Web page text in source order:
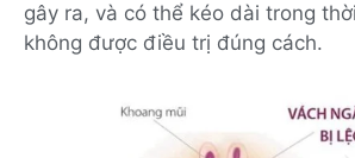
gây ra, và có thể kéo dài trong
không được điều trị đúng cách.